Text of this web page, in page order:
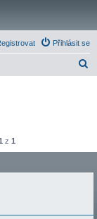
Přihlásit se
z 1